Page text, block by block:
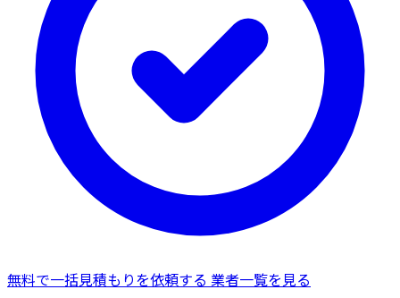
無料で一括見積もりを依頼する 業者一覧を見る